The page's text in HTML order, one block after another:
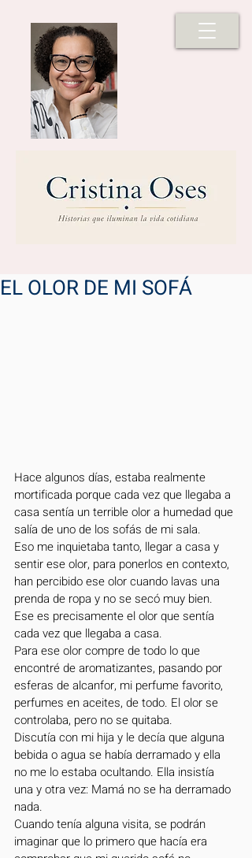
EL OLOR DE MI SOFÁ
Hace algunos días, estaba realmente
mortificada porque cada vez que llegaba a
casa sentía un terrible olor a humedad que
salía de uno de los sofás de mi sala.
Eso me inquietaba tanto, llegar a casa y
sentir ese olor, para ponerlos en contexto,
han percibido ese olor cuando lavas una
prenda de ropa y no se secó muy bien.
Ese es precisamente el olor que sentía
cada vez que llegaba a casa.
Para ese olor compre de todo lo que
encontré de aromatizantes, pasando por
esferas de alcanfor, mi perfume favorito,
perfumes en aceites, de todo. El olor se
controlaba, pero no se quitaba.
Discutía con mi hija y le decía que alguna
bebida o agua se había derramado y ella
no me lo estaba ocultando. Ella insistía
una y otra vez: Mamá no se ha derramado
nada.
Cuando tenía alguna visita, se podrán
imaginar que lo primero que hacía era